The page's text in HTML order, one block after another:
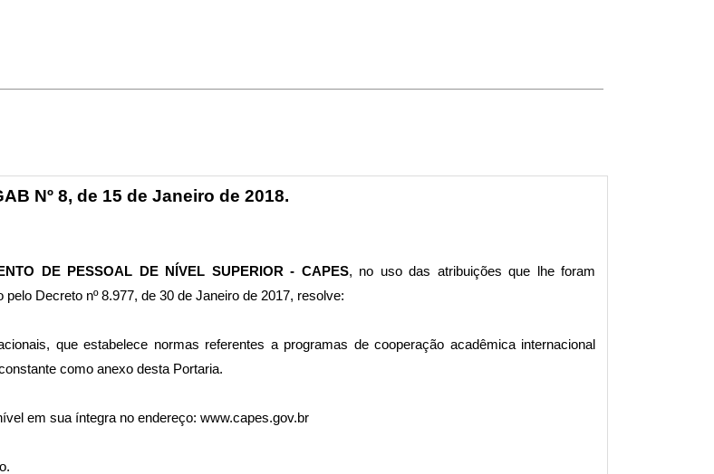
Nº 8, de 15 de Janeiro de 2018.
DE PESSOAL DE NÍVEL SUPERIOR - CAPES, no uso das atribuições que lhe foram
Decreto nº 8.977, de 30 de Janeiro de 2017, resolve:
que estabelece normas referentes a programas de cooperação acadêmica internacional
como anexo desta Portaria.
em sua íntegra no endereço: www.capes.gov.br